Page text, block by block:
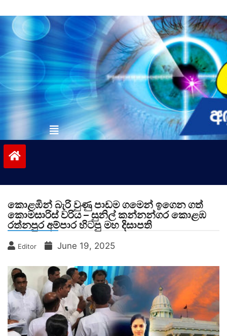
to
contentvinivida.lk
කොළඹින් බැරි වුණු පාඩම ගමෙන් ඉගෙන ගත්
කොමසාරිස් වරිය – සුනිල් කන්නන්ගර කොළඹ
රත්නපුර අම්පාර හිටපු මහ දිසාපති
Editor June 19, 2025